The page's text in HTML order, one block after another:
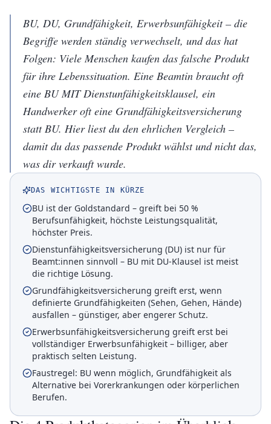
BU, DU, Grundfähigkeit, Erwerbsunfähigkeit – die
Begriffe werden ständig verwechselt, und das hat
Folgen: Viele Menschen kaufen das falsche Produkt
für ihre Lebenssituation. Eine Beamtin braucht oft
eine BU MIT Dienstunfähigkeitsklausel, ein
Handwerker oft eine Grundfähigkeitsversicherung
statt BU. Hier liest du den ehrlichen Vergleich –
damit du das passende Produkt wählst und nicht das,
was dir verkauft wurde.
DAS WICHTIGSTE IN KÜRZE
BU ist der Goldstandard – greift bei 50 %
Berufsunfähigkeit, höchste Leistungsqualität,
höchster Preis.
Dienstunfähigkeitsversicherung (DU) ist nur für
Beamt:innen sinnvoll – BU mit DU-Klausel ist meist
die richtige Lösung.
Grundfähigkeitsversicherung greift erst, wenn
definierte Grundfähigkeiten (Sehen, Gehen, Hände)
ausfallen – günstiger, aber engerer Schutz.
Erwerbsunfähigkeitsversicherung greift erst bei
vollständiger Erwerbsunfähigkeit – billiger, aber
praktisch selten Leistung.
Faustregel: BU wenn möglich, Grundfähigkeit als
Alternative bei Vorerkrankungen oder körperlichen
Berufen.